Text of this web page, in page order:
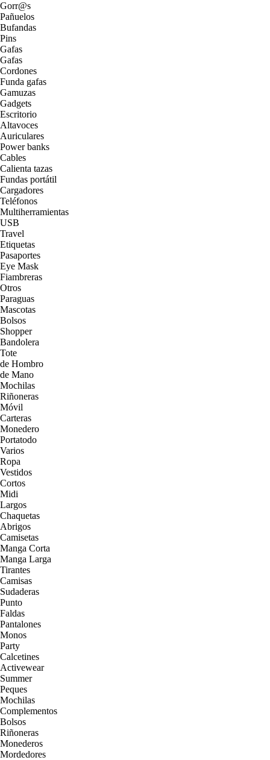
Gorr@s
Pañuelos
Bufandas
Pins
Gafas
Gafas
Cordones
Funda gafas
Gamuzas
Gadgets
Escritorio
Altavoces
Auriculares
Power banks
Cables
Calienta tazas
Fundas portátil
Cargadores
Teléfonos
Multiherramientas
USB
Travel
Etiquetas
Pasaportes
Eye Mask
Fiambreras
Otros
Paraguas
Mascotas
Bolsos
Shopper
Bandolera
Tote
de Hombro
de Mano
Mochilas
Riñoneras
Móvil
Carteras
Monedero
Portatodo
Varios
Ropa
Vestidos
Cortos
Midi
Largos
Chaquetas
Abrigos
Camisetas
Manga Corta
Manga Larga
Tirantes
Camisas
Sudaderas
Punto
Faldas
Pantalones
Monos
Party
Calcetines
Activewear
Summer
Peques
Mochilas
Complementos
Bolsos
Riñoneras
Monederos
Mordedores